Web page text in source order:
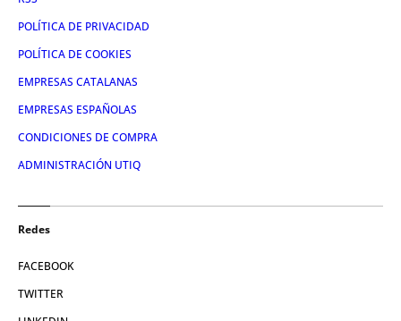
POLÍTICA DE PRIVACIDAD
POLÍTICA DE COOKIES
EMPRESAS CATALANAS
EMPRESAS ESPAÑOLAS
CONDICIONES DE COMPRA
ADMINISTRACIÓN UTIQ
Redes
FACEBOOK
TWITTER